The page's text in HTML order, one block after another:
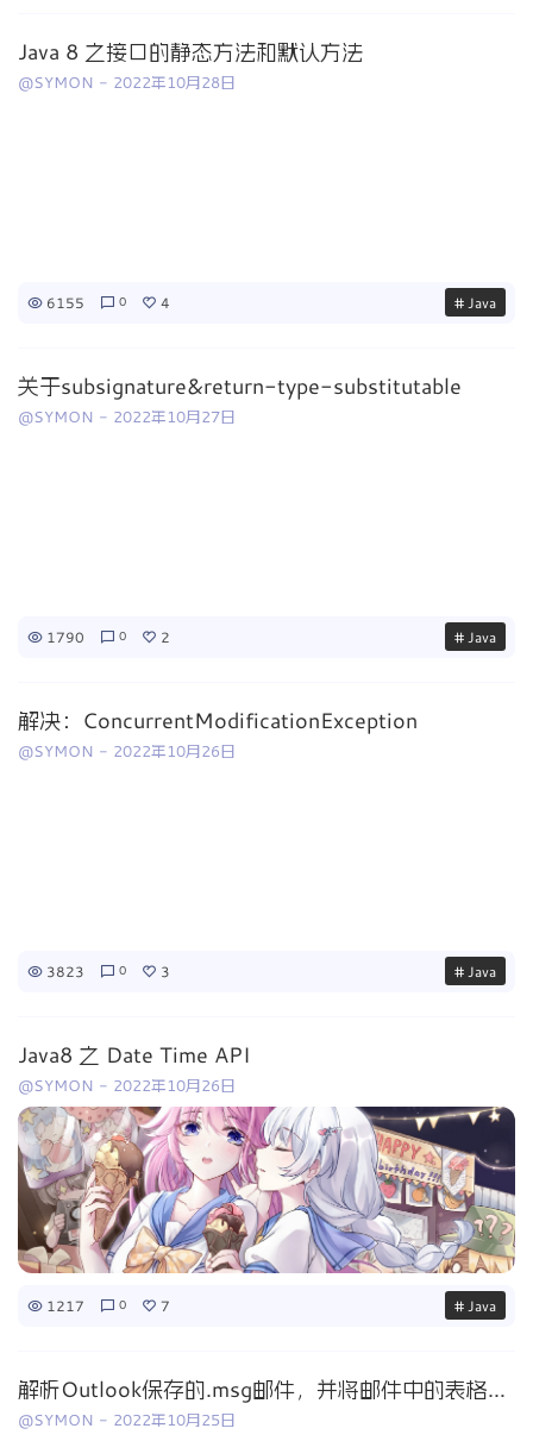
Java 8 之接口的静态方法和默认方法
@SYMON - 2022年10月28日
6155 0 4 # Java
关于subsignature&return-type-substitutable
@SYMON - 2022年10月27日
1790 0 2 # Java
解决：ConcurrentModificationException
@SYMON - 2022年10月26日
3823 0 3 # Java
Java8 之 Date Time API
@SYMON - 2022年10月26日
1217 0 7 # Java
解析Outlook保存的.msg邮件，并将邮件中的表格导出到Excel
@SYMON - 2022年10月25日